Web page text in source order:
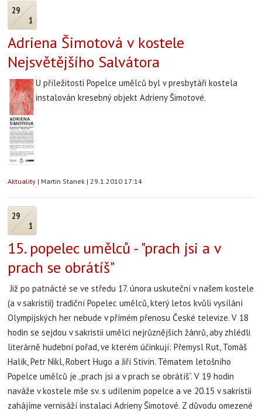
29
1
Adriena Šimotová v kostele
Nejsvětějšího Salvátora
U příležitosti Popelce umělců byl v presbytáři kostela
instalován kresebný objekt Adrieny Šimotové.
Aktuality | Martin Stanek | 29.1.2010 17:14
29
1
15. popelec umělců - "prach jsi a v
prach se obrátíš"
Již po patnácté se ve středu 17. února uskuteční v našem kostele
(a v sakristii) tradiční Popelec umělců, který letos kvůli vysílání
Olympijských her nebude v přímém přenosu České televize. V 18
hodin se sejdou v sakristii umělci nejrůznějších žánrů, aby zhlédli
literárně hudební pořad, ve kterém účinkují: Přemysl Rut, Tomáš
Halík, Petr Nikl, Robert Hugo a Jiří Stivín. Tématem letošního
Popelce umělců je „prach jsi a v prach se obrátíš“. V 19 hodin
naváže v kostele mše sv. s udílením popelce a ve 20.15 v sakristii
zahájíme vernisáží instalaci Adrieny Šimotové. Z důvodu omezené